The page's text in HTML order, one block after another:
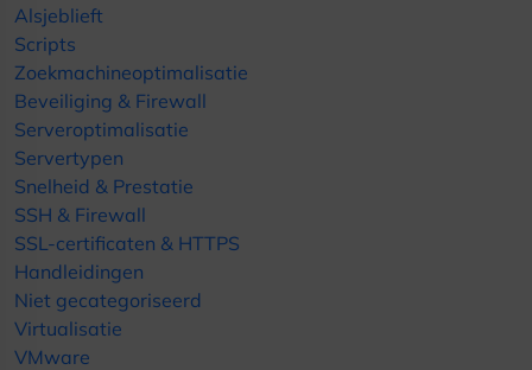
Alsjeblieft
Scripts
Zoekmachineoptimalisatie
Beveiliging & Firewall
Serveroptimalisatie
Servertypen
Snelheid & Prestatie
SSH & Firewall
SSL-certificaten & HTTPS
Handleidingen
Niet gecategoriseerd
Virtualisatie
VMware